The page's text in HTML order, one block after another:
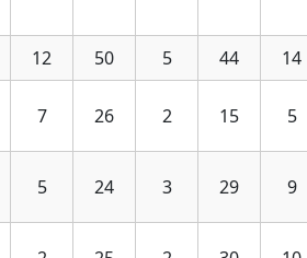
12 50 5 44
14
7 26 2 15 5
5 24 3 29 9